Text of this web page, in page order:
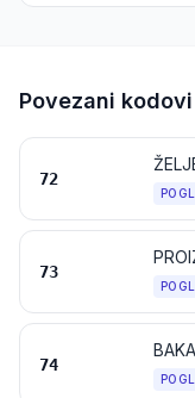
Povezani kodovi
72
73
74